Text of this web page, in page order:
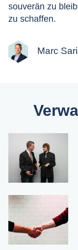
souverän zu
zu schaffen.
Marc